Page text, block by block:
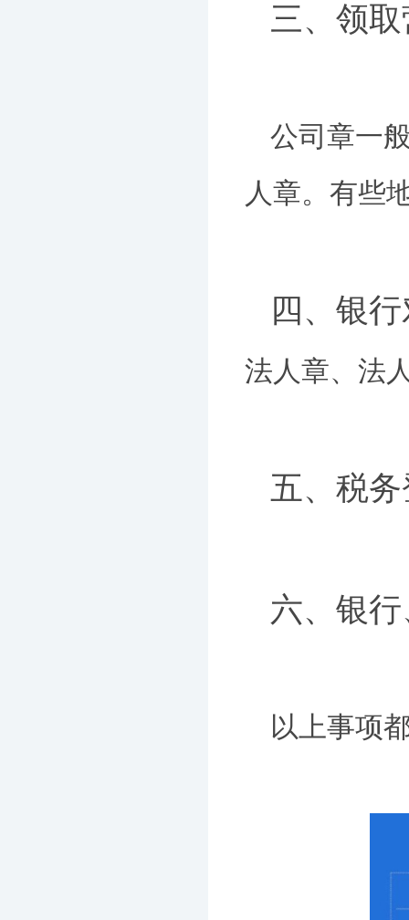
三、领
公司章一
人章。有些
四、银
法人章、法
五、税
六、银
以上事项